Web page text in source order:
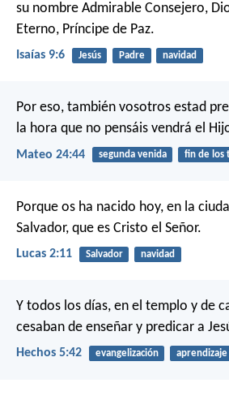
su nombre Admirable Consejero,
Eterno, Príncipe de Paz.
Isaías 9:6 Jesús Padre navidad
Por eso, también vosotros estad
la hora que no pensáis vendrá el
Mateo 24:44 segunda venida fin de los
Porque os ha nacido hoy, en la
Salvador, que es Cristo el Señor.
Lucas 2:11 Salvador navidad
Y todos los días, en el templo y de
cesaban de enseñar y predicar a
Hechos 5:42 evangelización aprendizaje